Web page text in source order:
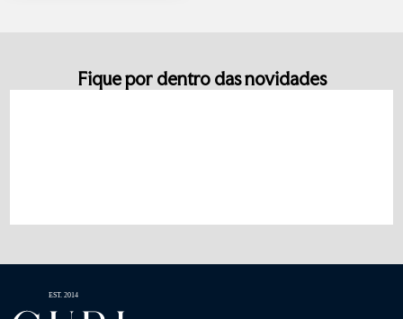
Fique por dentro das novidades